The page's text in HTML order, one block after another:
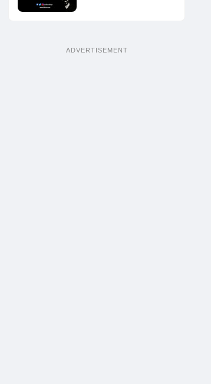
ADVERTISEMENT